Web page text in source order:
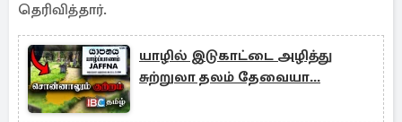
தெரிவித்தார்.
யாழில் இடுகாட்டை அழித்து
சுற்றுலா தலம் தேவையா...